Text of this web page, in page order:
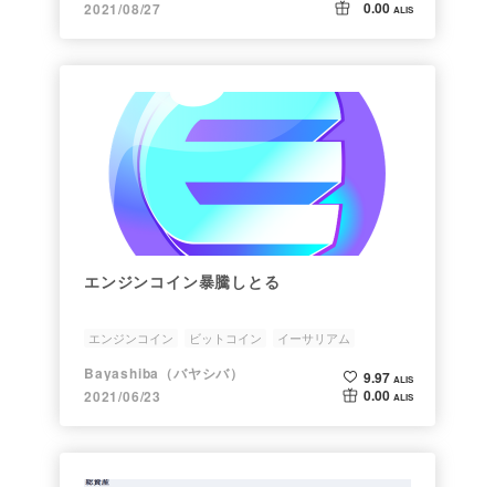
2021/08/27
0.00 ALIS
エンジンコイン暴騰しとる
エンジンコイン ビットコイン
イーサリアム
ビットフライヤー
コインチェック
Bayashiba（バヤシバ）
2021/06/23
9.97 ALIS
0.00 ALIS